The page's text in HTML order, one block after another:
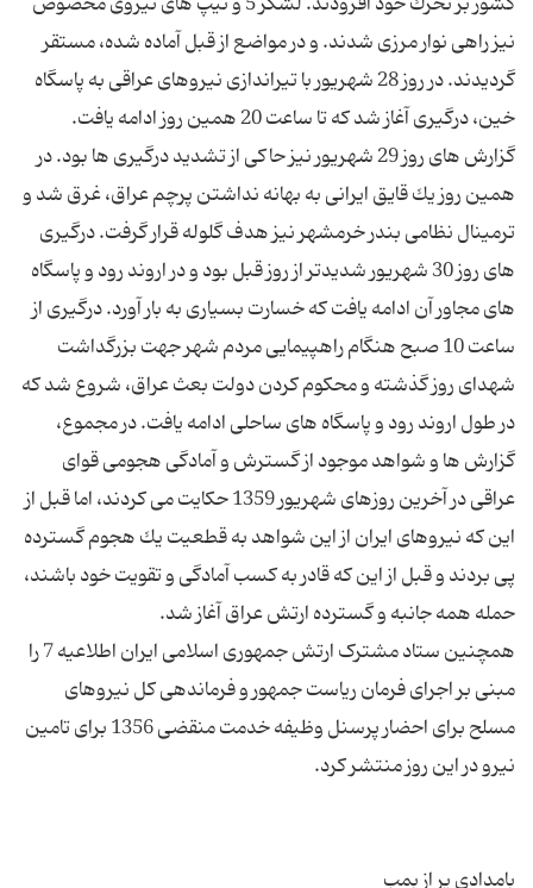
نیز راهی نوار مرزی شدند. و در مواضع از قبل آماده شده، مستقر
گردیدند. در روز 28 شهریور با تیراندازی نیروهای عراقی به پاسگاه
خین، درگیری آغاز شد كه تا ساعت 20 همین روز ادامه یافت.
گزارش های روز 29 شهریور نیز حاكی از تشدید درگیری ها بود. در
همین روز یك قایق ایرانی به بهانه نداشتن پرچم عراق، غرق شد و
ترمینال نظامی بندر خرمشهر نیز هدف گلوله قرار گرفت. درگیری
های روز 30 شهریور شدیدتر از روز قبل بود و در اروند رود و پاسگاه
های مجاور آن ادامه یافت كه خسارت بسیاری به بار آورد. درگیری از
ساعت 10 صبح هنگام راهپیمایی مردم شهر جهت بزرگداشت
شهدای روز گذشته و محكوم كردن دولت بعث عراق، شروع شد كه
در طول اروند رود و پاسگاه های ساحلی ادامه یافت. در مجموع،
گزارش ها و شواهد موجود از گسترش و آمادگی هجومی قوای
عراقی در آخرین روزهای شهریور 1359 حكایت می كردند، اما قبل از
این كه نیروهای ایران از این شواهد به قطعیت یك هجوم گسترده
پی بردند و قبل از این كه قادر به كسب آمادگی و تقویت خود باشند،
همچنین ستاد مشترک ارتش جمهوری اسلامی ایران اطلاعیه 7 را
مبنی بر اجرای فرمان ریاست جمهور و فرماندهی کل نیروهای
مسلح برای احضار پرسنل وظیفه خدمت منقضی 1356 برای تامین